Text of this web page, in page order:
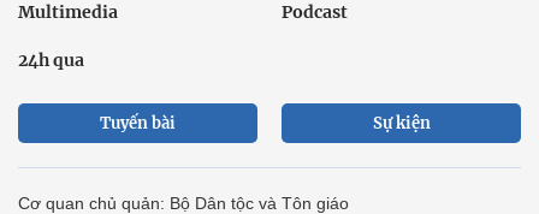
Multimedia Podcast
24h qua
Tuyến bài Sự kiện
Cơ quan chủ quản: Bộ Dân tộc và Tôn giáo